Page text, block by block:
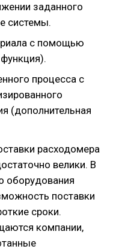
заданного
системы.
с помощью
процесса с
(дополнительная
расходомера
велики. В
оборудования
поставки
сроки.
компании,